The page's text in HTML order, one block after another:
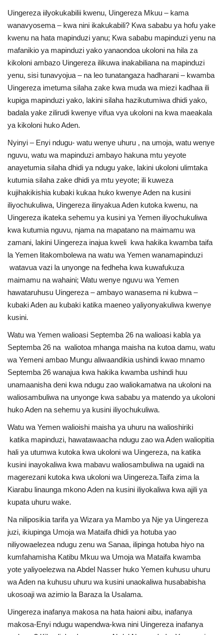
Uingereza iilyokukabilii kwenu, Uingereza Mkuu – kama
wanavyosema – kwa nini ikakukabili? Kwa sababu ya hofu yake
kwenu na hata mapinduzi yanu; Kwa sababu mapinduzi yenu na
mafanikio ya mapinduzi yako yanaondoa ukoloni na hila za
kikoloni ambazo Uingereza ilikuwa inakabiliana na mapinduzi
yenu, sisi tunavyojua – na leo tunatangaza hadharani – kwamba
Uingereza imetuma silaha zake kwa muda wa miezi kadhaa ili
kupiga mapinduzi yako, lakini silaha hazikutumiwa dhidi yako,
badala yake zilirudi kwenye vifua vya ukoloni na kwa maeakala
ya kikoloni huko Aden.
Nyinyi – Enyi ndugu- watu wenye uhuru , na umoja, watu wenye
nguvu, watu wa mapinduzi ambayo hakuna mtu yeyote
anayetumia silaha dhidi ya ndugu yake, lakini ukoloni ulimtaka
kutumia silaha zake dhidi ya mtu yeyote; ili kuweza
kujihakikishia kubaki kukaa huko kwenye Aden na kusini
iliyochukuliwa, Uingereza ilinyakua Aden kutoka kwenu, na
Uingereza ikateka sehemu ya kusini ya Yemen iliyochukuliwa
kwa kutumia nguvu, njama na mapatano na maimamu wa
zamani, lakini Uingereza inajua kweli kwa hakika kwamba taifa
la Yemen litakombolewa na watu wa Yemen wanamapinduzi
watavua vazi la unyonge na fedheha kwa kuwafukuza
maimamu na wahaini; Watu wenye nguvu wa Yemen
hawataruhusu Uingereza – ambayo wanasema ni kubwa –
kubaki Aden au kubaki katika maeneo yaliyonyakuliwa kwenye
kusini.
Watu wa Yemen walioasi Septemba 26 na walioasi kabla ya
Septemba 26 na waliotoa mhanga maisha na kutoa damu, watu
wa Yemeni ambao Mungu aliwaandikia ushindi kwao mnamo
Septemba 26 wanajua kwa hakika kwamba ushindi huu
unamaanisha deni kwa ndugu zao waliokamatwa na ukoloni na
waliosambuliwa na unyonge kwa sababu ya matendo ya ukoloni
huko Aden na sehemu ya kusini iliyochukuliwa.
Watu wa Yemen walioishi maisha ya uhuru na walioshiriki
katika mapinduzi, hawatawaacha ndugu zao wa Aden waliopitia
hali ya utumwa kutoka kwa ukoloni wa Uingereza, na katika
kusini inayokaliwa kwa mabavu waliosambuliwa na ugaidi na
magerezani kutoka kwa ukoloni wa Uingereza.Taifa zima la
Kiarabu linaunga mkono Aden na kusini iliyokaliwa kwa ajili ya
kupata uhuru wake.
Na niliposikia tarifa ya Wizara ya Mambo ya Nje ya Uingereza
juzi, ikiupinga Umoja wa Mataifa dhidi ya hotuba yao
niliyowaelezea ndugu zenu wa Sanaa, ilipinga hotuba hiyo na
kumfahamisha Katibu Mkuu wa Umoja wa Mataifa kwamba
yote yaliyoelezwa na Abdel Nasser huko Yemen kuhusu uhuru
wa Aden na kuhusu uhuru wa kusini unaokaliwa husababisha
ukosoaji wa azimio la Baraza la Usalama.
Uingereza inafanya makosa na hata haioni aibu, inafanya
makosa-Enyi ndugu wapendwa-kwa nini Uingereza inafanya